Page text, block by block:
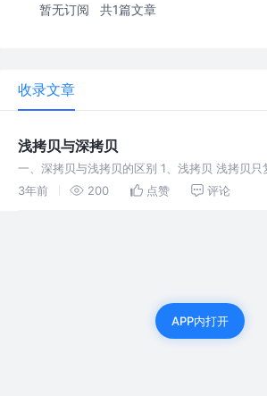
暂无订阅 共1篇文章
收录文章
浅拷贝与深拷贝
一、深拷贝与浅拷贝的区别 1、浅拷贝 浅拷贝只
（内存地址），而不复制对象本身，新旧对象还
3年前 200 点赞 评论
APP内打开